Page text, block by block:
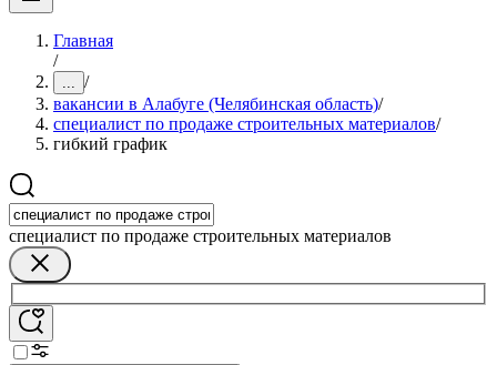
Главная
/
... /
вакансии в Алабуге (Челябинская область)/
специалист по продаже строительных материалов/
гибкий график
специалист по продаже строительных материалов